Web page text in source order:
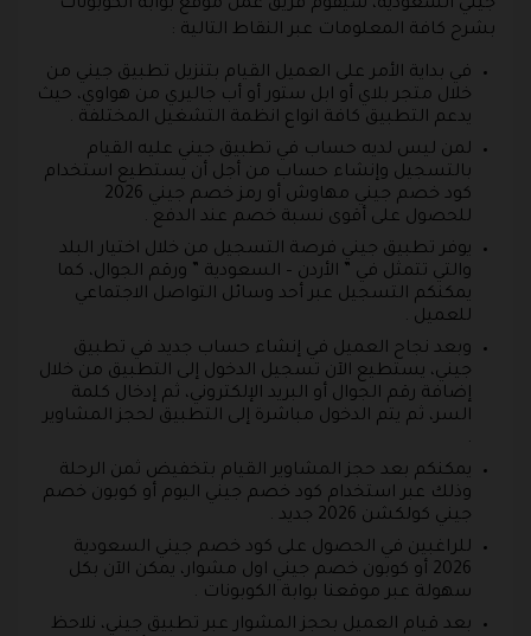
جيني السعودية، سيقوم فريق عمل موقع بوابة الكوبونات
بشرح كافة المعلومات عبر النقاط التالية :
في بداية الأمر على العميل القيام بتنزيل تطبيق جيني من
خلال متجر بلاي أو ابل ستور أو أب جاليري من هواوي، حيث
يدعم التطبيق كافة انواع انظمة التشغيل المختلفة .
لمن ليس لديه حساب في تطبيق جيني عليه القيام
بالتسجيل وإنشاء حساب من أجل أن يستطيع استخدام
كود خصم جيني مهاوش أو رمز خصم جيني 2026
للحصول على أقوى نسبة خصم عند الدفع .
يوفر تطبيق جيني فرصة التسجيل من خلال اختيار البلد
والتي تتمثل في ” الأردن – السعودية ” ورقم الجوال، كما
يمكنكم التسجيل عبر أحد وسائل التواصل الاجتماعي
للعميل .
وبعد نجاح العميل في إنشاء حساب جديد في تطبيق
جيني، يستطيع الآن تسجيل الدخول إلى التطبيق من خلال
إضافة رقم الجوال أو البريد الإلكتروني، ثم إدخال كلمة
السر، ثم يتم الدخول مباشرة إلى التطبيق لحجز المشاوير
.
يمكنكم بعد حجز المشاوير القيام بتخفيض ثمن الرحلة
وذلك عبر استخدام كود خصم جيني اليوم أو كوبون خصم
جيني كولكشن 2026 جديد .
للراغبين في الحصول على كود خصم جيني السعودية
2026 أو كوبون خصم جيني اول مشوار، يمكن الآن بكل
سهولة عبر موقعنا بوابة الكوبونات .
بعد قيام العميل بحجز المشوار عبر تطبيق جيني، نلاحظ